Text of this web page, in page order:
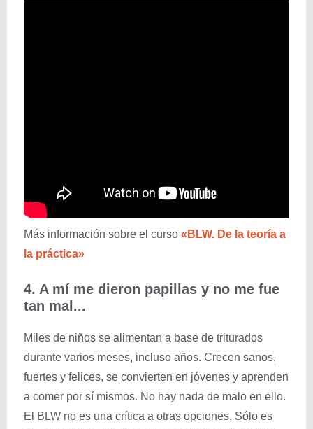
Más información sobre el curso «BLW. De la teoría a
la práctica»
4. A mí me dieron papillas y no me fue
tan mal...
Miles de niños se alimentan a base de triturados
durante varios meses, incluso años. Crecen sanos,
fuertes y felices, se convierten en jóvenes y aprenden
a comer por sí mismos. No hay nada de malo en ello.
El BLW no es una crítica a otras opciones. Sólo es